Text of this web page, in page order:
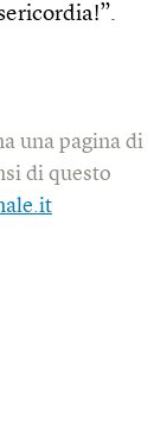
una pagina di
di questo